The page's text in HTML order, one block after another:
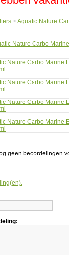
> Aquatic Nature
geen beoordelingen